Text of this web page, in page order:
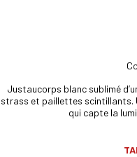
Justaucorps blanc sublimé
strass et paillettes scintillants.
qui capte la